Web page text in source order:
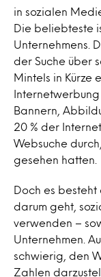
in sozialen
Die beliebteste
Unternehmens.
der Suche über
Mintels in Kürze
Internetwerbung
Bannern,
20 % der
Websuche
gesehen hatten.
Doch es besteht
darum geht,
verwenden –
Unternehmen.
schwierig, den
Zahlen